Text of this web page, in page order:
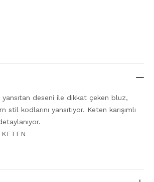
deseni ile dikkat çeken bluz,
kodlarını yansıtıyor. Keten karışımlı